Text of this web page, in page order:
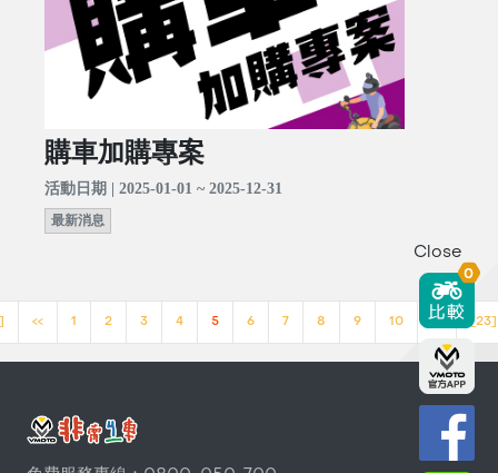
購車加購專案
活動日期 | 2025-01-01 ~ 2025-12-31
最新消息
<< 1 2 3 4 5 6 7 8 9 10 >> [23]
Close
0